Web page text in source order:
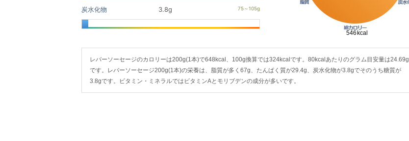
炭水化物 3.8g
レバーソーセージのカロリーは200g(1本)で648kcal、100g換算では324kcalです。80kcalあたりのグラム目安量は24.69g
です。レバーソーセージ200g(1本)の栄養は、脂質が多く67g、たんぱく質が29.4g、炭水化物が3.8gでそのうち糖質が
3.8gです。ビタミン・ミネラルではビタミンAとモリブデンの成分が多いです。